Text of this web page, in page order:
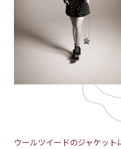
ウールツイードのジャケット